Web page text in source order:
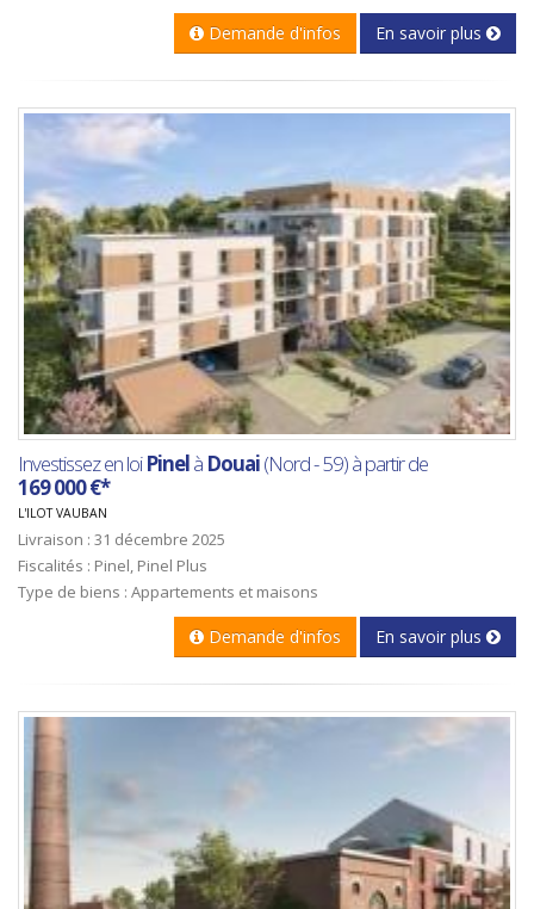
Demande d'infos En savoir plus
Investissez en loiPinelà Douai(Nord - 59) à partir de
169 000 €*
L'ILOT VAUBAN
Livraison : 31 décembre 2025
Fiscalités : Pinel, Pinel Plus
Type de biens : Appartements et maisons
Demande d'infos En savoir plus